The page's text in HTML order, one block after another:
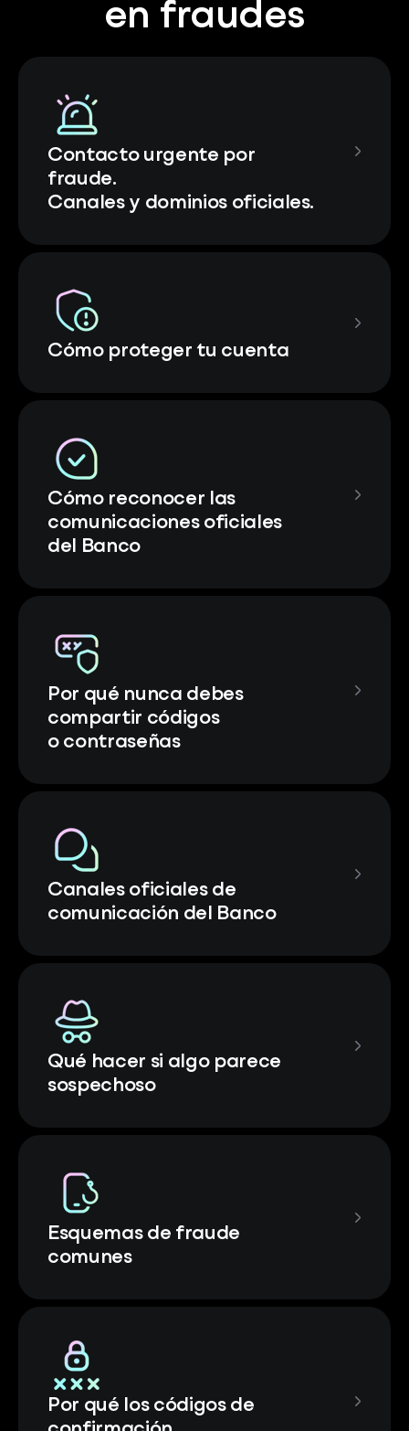
en fraudes
Contacto urgente por
fraude.
Canales y dominios oficiales.
Cómo proteger tu cuenta
Cómo reconocer las
comunicaciones oficiales
del Banco
Por qué nunca debes
compartir códigos
o contraseñas
Canales oficiales de
comunicación del Banco
Qué hacer si algo parece
sospechoso
Esquemas de fraude
comunes
Por qué los códigos de